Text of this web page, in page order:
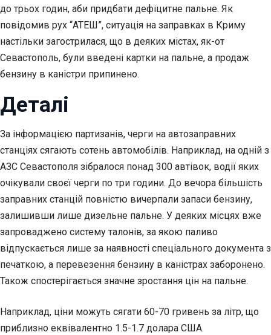
до трьох годин, аби придбати дефіцитне пальне. Як
повідомив рух “АТЕШ”, ситуація на заправках в Криму
настільки загострилася, що в деяких містах, як-от
Севастополь, були введені картки на пальне, а продаж
бензину в каністри припинено.
Деталі
За інформацією партизанів, черги на автозаправних
станціях сягають сотень автомобілів. Наприклад, на одній з
АЗС Севастополя зібралося понад 300 автівок, водії яких
очікували своєї черги по три години. До вечора більшість
заправних станцій повністю вичерпали запаси бензину,
залишивши лише дизельне пальне. У деяких місцях вже
запроваджено систему талонів, за якою паливо
відпускається лише за наявності спеціального документа з
печаткою, а перевезення бензину в каністрах заборонено.
Також спостерігається значне зростання цін на пальне.
Наприклад, ціни можуть сягати 60-70 гривень за літр, що
приблизно еквівалентно 1.5-1.7 долара США.